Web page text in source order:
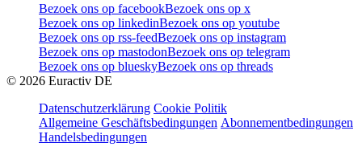
Bezoek ons op facebookBezoek ons op x
Bezoek ons op linkedinBezoek ons op youtube
Bezoek ons op rss-feedBezoek ons op instagram
Bezoek ons op mastodonBezoek ons op telegram
Bezoek ons op blueskyBezoek ons op threads
© 2026 Euractiv DE
Datenschutzerklärung Cookie Politik
Allgemeine Geschäftsbedingungen Abonnementbedingungen
Handelsbedingungen